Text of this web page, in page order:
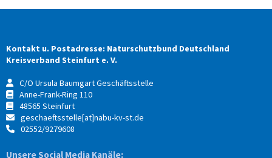
Kontakt u. Postadresse: Naturschutzbund Deutschland
Kreisverband Steinfurt e. V.
C/O Ursula Baumgart Geschäftsstelle
Anne-Frank-Ring 110
48565 Steinfurt
geschaeftsstelle[at]nabu-kv-st.de
02552/9279608
Unsere Social Media Kanäle: